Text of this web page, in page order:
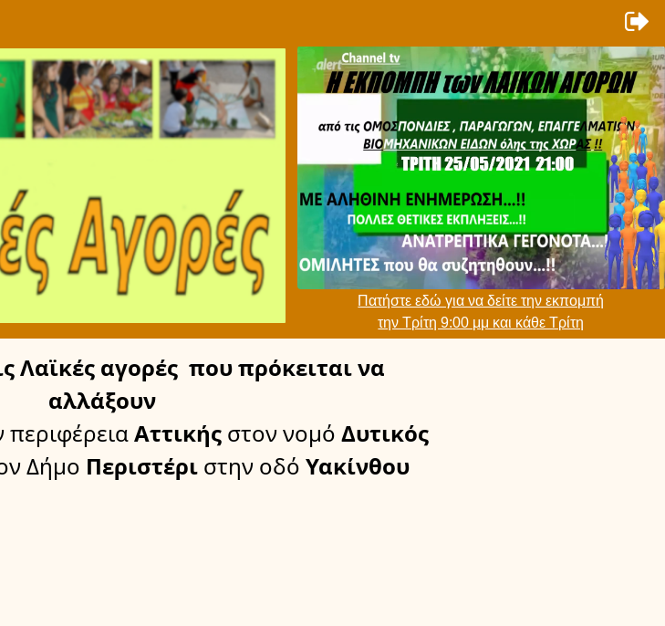
Πατήστε εδώ για να δείτε την εκπομπή
την Τρίτη 9:00 μμ και κάθε Τρίτη
Λαϊκές αγορές που πρόκειται να
αλλάξουν
περιφέρειαΑττικής στον νομό Δυτικός
Δήμο Περιστέρι στην οδό Υακίνθου